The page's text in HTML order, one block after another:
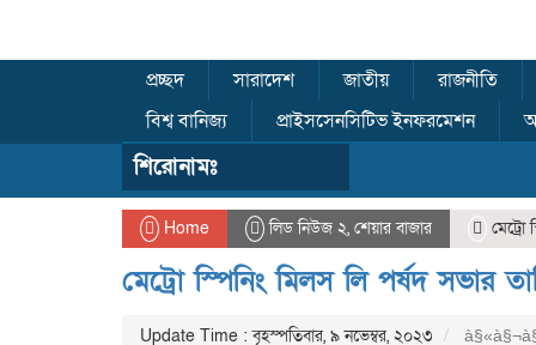
প্রচ্ছদ সারাদেশ জাতীয়
রাজনীতি
বিশ্ব বানিজ্য
প্রাইসসেনসিটিভ ইনফরমেশন
শিরোনামঃ
Home লিড নিউজ ২, শেয়ার বাজার মেট্রো
মেট্রো স্পিনিং মিলস লি পর্ষদ সভার
Update Time : বৃহস্পতিবার, ৯ নভেম্বর, ২০২৩